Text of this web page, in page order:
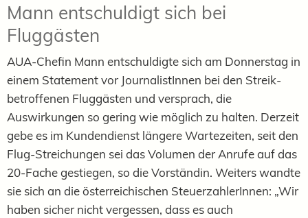
Mann entschuldigt sich bei
Fluggästen
AUA-Chefin Mann entschuldigte sich am Donnerstag in
einem Statement vor JournalistInnen bei den Streik-
betroffenen Fluggästen und versprach, die
Auswirkungen so gering wie möglich zu halten. Derzeit
gebe es im Kundendienst längere Wartezeiten, seit den
Flug-Streichungen sei das Volumen der Anrufe auf das
20-Fache gestiegen, so die Vorständin. Weiters wandte
sie sich an die österreichischen SteuerzahlerInnen: „Wir
haben sicher nicht vergessen, dass es auch